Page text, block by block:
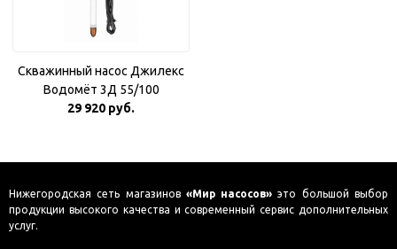
Скважинный насос Джилекс
Водомёт 3Д 55/100
29 920 руб.
Нижегородская сеть магазинов «Мир насосов» это большой выбор
продукции высокого качества и современный сервис дополнительных
услуг.